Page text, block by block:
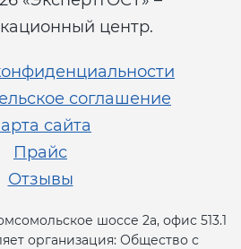
центр.
соглашение
сайта
Прайс
Отзывы
шоссе 2а, офис 513.1
организация: Общество с